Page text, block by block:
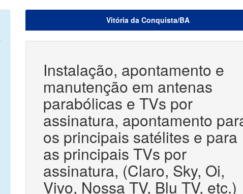
Vitória da Conquista/BA
Instalação, apontamento e
manutenção em antenas
parabólicas e TVs por
assinatura, apontamento
os principais satélites e para
as principais TVs por
assinatura, (Claro, Sky, Oi,
Vivo, Nossa TV, Blu TV, etc.)